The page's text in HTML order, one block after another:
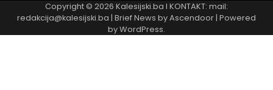
Copyright © 2026 Kalesijski.ba I KONTAKT: mail:
redakcija@kalesijski.ba | Brief News byAscendoor| Powered
byWordPress.